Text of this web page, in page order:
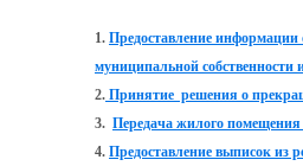
1. Предоставление информации
муниципальной собственности
2. Принятие решения о
3. Передача жилого
4. Предоставление выписок из